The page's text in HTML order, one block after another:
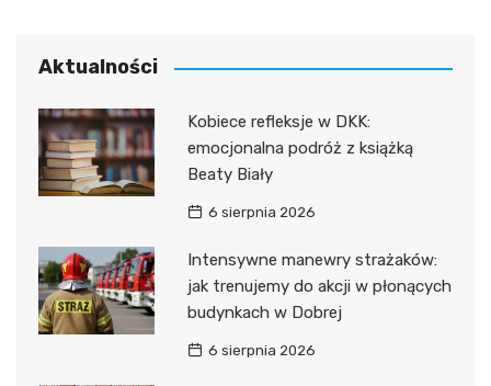
Aktualności
Kobiece refleksje w DKK:
emocjonalna podróż z książką
Beaty Biały
6 sierpnia 2026
Intensywne manewry strażaków:
jak trenujemy do akcji w płonących
budynkach w Dobrej
6 sierpnia 2026